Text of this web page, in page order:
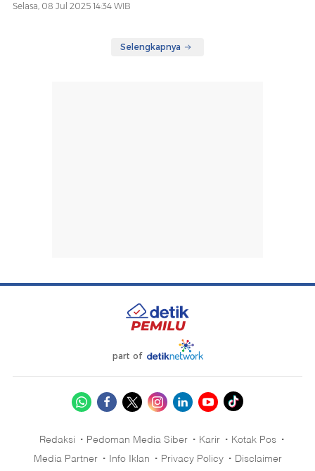
Selasa, 08 Jul 2025 14:34 WIB
Selengkapnya
part of
Redaksi Pedoman Media Siber Karir
Kotak Pos
Media Partner
Info Iklan Privacy Policy Disclaimer